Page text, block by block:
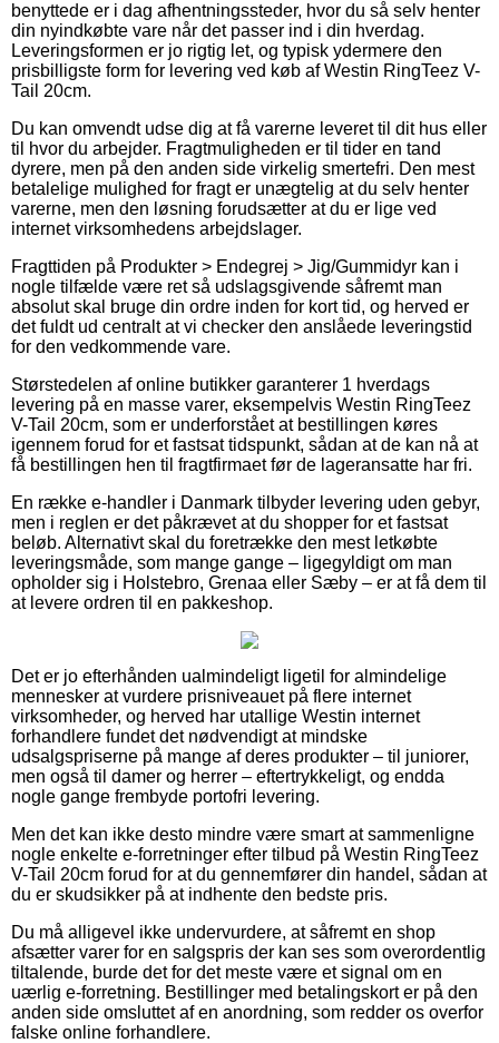
benyttede er i dag afhentningssteder, hvor du så selv henter
din nyindkøbte vare når det passer ind i din hverdag.
Leveringsformen er jo rigtig let, og typisk ydermere den
prisbilligste form for levering ved køb af Westin RingTeez V-
Tail 20cm.
Du kan omvendt udse dig at få varerne leveret til dit hus eller
til hvor du arbejder. Fragtmuligheden er til tider en tand
dyrere, men på den anden side virkelig smertefri. Den mest
betalelige mulighed for fragt er unægtelig at du selv henter
varerne, men den løsning forudsætter at du er lige ved
internet virksomhedens arbejdslager.
Fragttiden på Produkter > Endegrej > Jig/Gummidyr kan i
nogle tilfælde være ret så udslagsgivende såfremt man
absolut skal bruge din ordre inden for kort tid, og herved er
det fuldt ud centralt at vi checker den anslåede leveringstid
for den vedkommende vare.
Størstedelen af online butikker garanterer 1 hverdags
levering på en masse varer, eksempelvis Westin RingTeez
V-Tail 20cm, som er underforstået at bestillingen køres
igennem forud for et fastsat tidspunkt, sådan at de kan nå at
få bestillingen hen til fragtfirmaet før de lageransatte har fri.
En række e-handler i Danmark tilbyder levering uden gebyr,
men i reglen er det påkrævet at du shopper for et fastsat
beløb. Alternativt skal du foretrække den mest letkøbte
leveringsmåde, som mange gange – ligegyldigt om man
opholder sig i Holstebro, Grenaa eller Sæby – er at få dem til
at levere ordren til en pakkeshop.
Det er jo efterhånden ualmindeligt ligetil for almindelige
mennesker at vurdere prisniveauet på flere internet
virksomheder, og herved har utallige Westin internet
forhandlere fundet det nødvendigt at mindske
udsalgspriserne på mange af deres produkter – til juniorer,
men også til damer og herrer – eftertrykkeligt, og endda
nogle gange frembyde portofri levering.
Men det kan ikke desto mindre være smart at sammenligne
nogle enkelte e-forretninger efter tilbud på Westin RingTeez
V-Tail 20cm forud for at du gennemfører din handel, sådan at
du er skudsikker på at indhente den bedste pris.
Du må alligevel ikke undervurdere, at såfremt en shop
afsætter varer for en salgspris der kan ses som overordentlig
tiltalende, burde det for det meste være et signal om en
uærlig e-forretning. Bestillinger med betalingskort er på den
anden side omsluttet af en anordning, som redder os overfor
falske online forhandlere.